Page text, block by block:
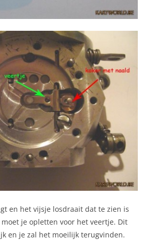
en het vijsje losdraait dat te zien is
je opletten voor het veertje. Dit
en je zal het moeilijk terugvinden.